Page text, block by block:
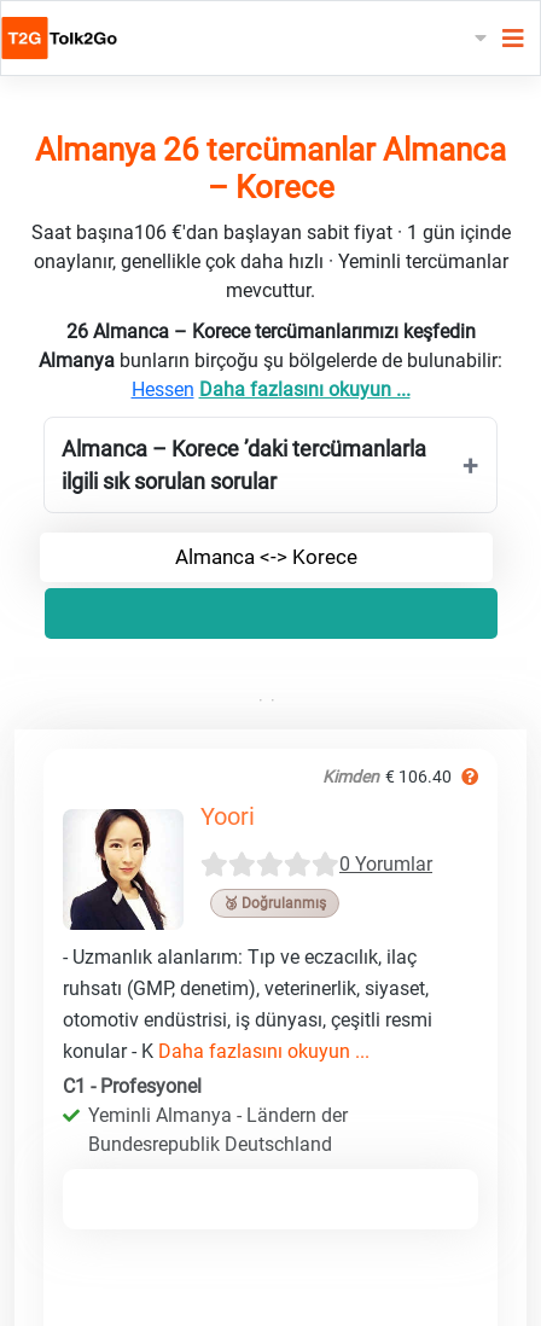
Almanya 26 tercümanlar Almanca
– Korece
Saat başına106 €'dan başlayan sabit fiyat · 1 gün içinde
onaylanır, genellikle çok daha hızlı · Yeminli tercümanlar
mevcuttur.
26 Almanca – Korece tercümanlarımızı keşfedin
Almanya bunların birçoğu şu bölgelerde de bulunabilir:
Hessen Daha fazlasını okuyun ...
Almanca – Korece ’daki tercümanlarla
ilgili sık sorulan sorular
Almanca <-> Korece
Kimden € 106.40
Yoori
0 Yorumlar
🥉 Doğrulanmış
- Uzmanlık alanlarım: Tıp ve eczacılık, ilaç
ruhsatı (GMP, denetim), veterinerlik, siyaset,
otomotiv endüstrisi, iş dünyası, çeşitli resmi
konular - K Daha fazlasını okuyun ...
C1 - Profesyonel
Yeminli Almanya - Ländern der
Bundesrepublik Deutschland